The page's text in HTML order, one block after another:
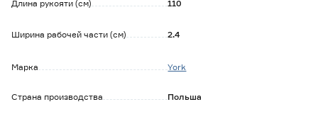
Длина рукояти (см) 110
Ширина рабочей части (см) 2.4
Марка York
Страна производства Польша